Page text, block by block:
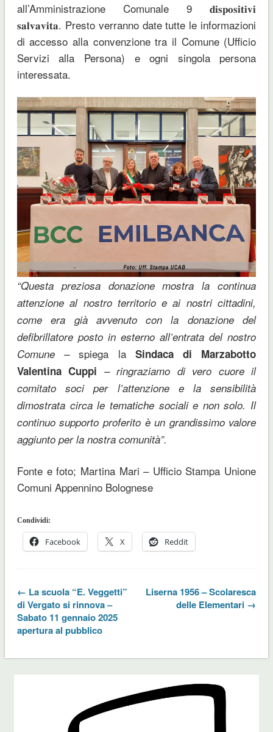
all’Amministrazione Comunale 9 𝐝𝐢𝐬𝐩𝐨𝐬𝐢𝐭𝐢𝐯𝐢
𝐬𝐚𝐥𝐯𝐚𝐯𝐢𝐭𝐚. Presto verranno date tutte le informazioni
di accesso alla convenzione tra il Comune (Ufficio
Servizi alla Persona) e ogni singola persona
interessata.
“Questa preziosa donazione mostra la continua
attenzione al nostro territorio e ai nostri cittadini,
come era già avvenuto con la donazione del
defibrillatore posto in esterno all’entrata del nostro
Comune –spiega la Sindaca di Marzabotto
Valentina Cuppi – ringraziamo di vero cuore il
comitato soci per l’attenzione e la sensibilità
dimostrata circa le tematiche sociali e non solo. Il
continuo supporto proferito è un grandissimo valore
aggiunto per la nostra comunità”.
Fonte e foto; Martina Mari – Ufficio Stampa Unione
Comuni Appennino Bolognese
Condividi:
Facebook X Reddit
← La scuola “E. Veggetti”
di Vergato si rinnova –
Sabato 11 gennaio 2025
apertura al pubblico
Liserna 1956 – Scolaresca
delle Elementari →